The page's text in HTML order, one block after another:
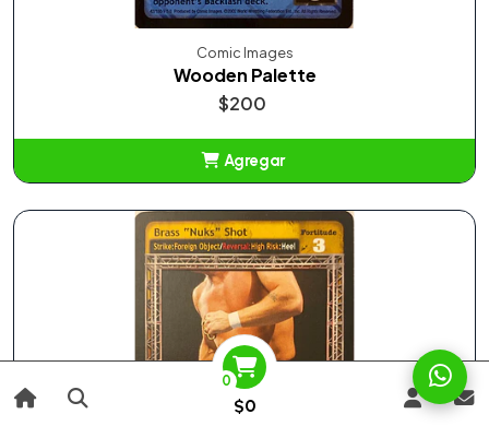
0
$0
Comic Images
Wooden Palette
$200
Agregar